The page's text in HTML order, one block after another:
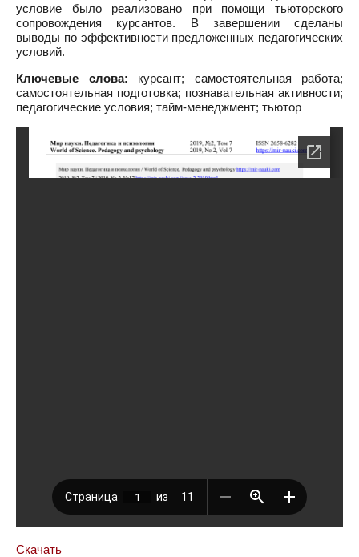
условие было реализовано при помощи тьюторского
сопровождения курсантов. В завершении сделаны
выводы по эффективности предложенных педагогических
условий.
Ключевые слова: курсант; самостоятельная работа;
самостоятельная подготовка; познавательная активности;
педагогические условия; тайм-менеджмент; тьютор
Скачать